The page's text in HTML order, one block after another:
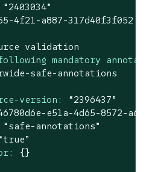
“2403034”
4f21-a887-317d40f3f052
validation
mandatory
safe-annotations
version:
“2396437”
e51a-4d65-8572-
“safe-annotations”
{}